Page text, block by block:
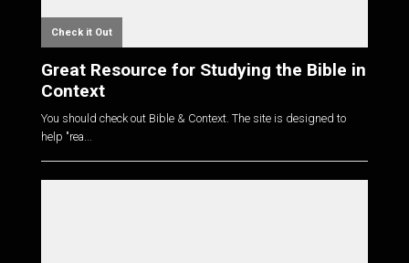
Check it Out
Great Resource for Studying the Bible in
Context
You should check out Bible & Context. The site is designed to
help "rea...